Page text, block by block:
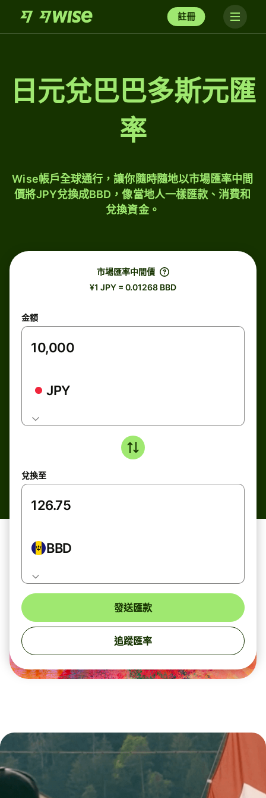
註冊
日元兌巴巴多斯元匯
率
Wise帳戶全球通行，讓你隨時隨地以市場匯率中間
價將JPY兌換成BBD，像當地人一樣匯款、消費和
兌換資金。
市場匯率中間價
¥1 JPY = 0.01268 BBD
金額
JPY
兌換至
BBD
發送匯款
追蹤匯率